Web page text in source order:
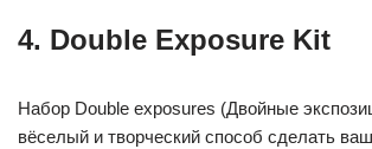
4. Double Exposure Kit
Набор Double exposures (Двойные
вёселый и творческий способ сделать